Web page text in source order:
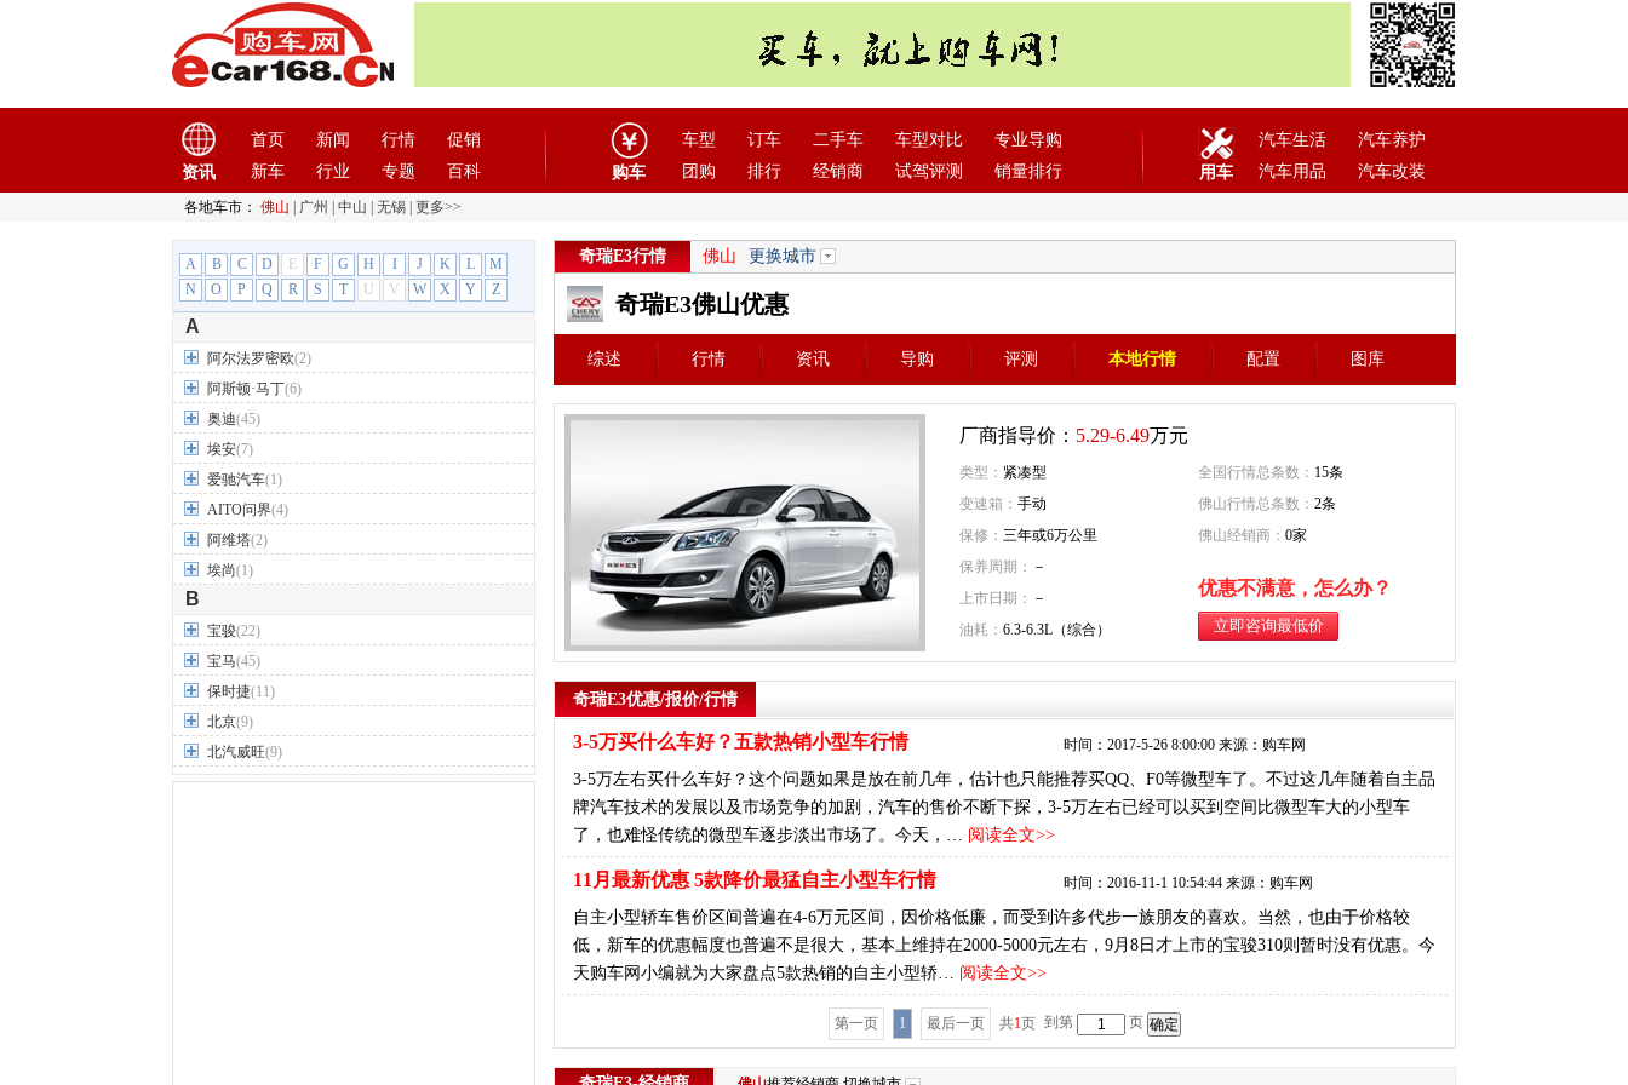
资讯
首页 新闻 行情
促销
新车
行业 专题 百科 购车
车型 订车 二手车 车型对比
专业导购
团购
排行 经销商 试驾评测 销量排行 用车
汽车生活
汽车养护
汽车用品
汽车改装
各地车市： 佛山 广州 中山 无锡 更多>>
A B C D E F G H I J K L
M
N
O P Q R S T U V W X Y Z
A
阿尔法罗密欧(2)
阿斯顿·马丁(6)
奥迪(45)
埃安(7)
爱驰汽车(1)
AITO问界(4)
阿维塔(2)
埃尚(1)
B
宝骏(22)
宝马(45)
保时捷(11)
北京(9)
北汽威旺(9)
北汽制造(7)
奇瑞E3行情 佛山 更换城市
奇瑞E3佛山优惠
综述 行情 资讯 导购 评测 本地行情 配置 图库
厂商指导价： 5.29-6.49万元
类型： 紧凑型 全国行情总条数： 15条
变速箱： 手动 佛山行情总条数： 2条
保修： 三年或6万公里 佛山经销商： 0家
保养周期： －
优惠不满意，怎么办？
上市日期： －
油耗： 6.3-6.3L（综合）
奇瑞E3优惠/报价/行情
3-5万买什么车好？五款热销小型车行情 时间：2017-5-26 8:00:00 来源：购车网
3-5万左右买什么车好？这个问题如果是放在前几年，估计也只能推荐买QQ、F0等微型车了。不过这几年随着自主品
牌汽车技术的发展以及市场竞争的加剧，汽车的售价不断下探，3-5万左右已经可以买到空间比微型车大的小型车
了，也难怪传统的微型车逐步淡出市场了。今天，… 阅读全文>>
11月最新优惠 5款降价最猛自主小型车行情 时间：2016-11-1 10:54:44 来源：购车网
自主小型轿车售价区间普遍在4-6万元区间，因价格低廉，而受到许多代步一族朋友的喜欢。当然，也由于价格较
低，新车的优惠幅度也普遍不是很大，基本上维持在2000-5000元左右，9月8日才上市的宝骏310则暂时没有优惠。今
天购车网小编就为大家盘点5款热销的自主小型轿… 阅读全文>>
第一页 1 最后一页 共1页 到第 页